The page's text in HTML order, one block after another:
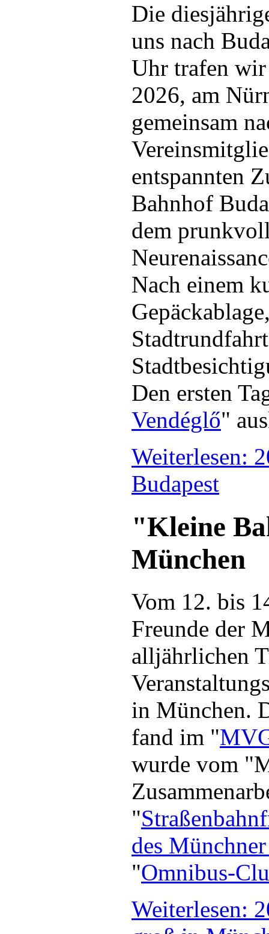
Die
uns nach
Uhr trafen wir
2026, am
gemeinsam
entspannten
Bahnhof
dem
Nach einem
Den ersten
Vendéglő"
Weiterlesen:
Budapest
"Kleine
München
Vom 12. bis
Freunde der
alljährlichen
in München.
fand im "
wurde vom
"
des
"Omnibus-
Weiterlesen: